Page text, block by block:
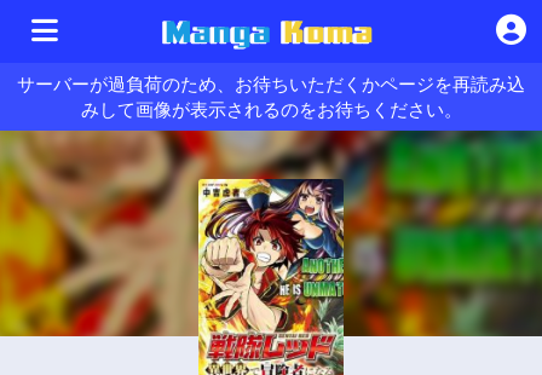
サーバーが過負荷のため、お待ちいただくかページを再読み込
みして画像が表示されるのをお待ちください。